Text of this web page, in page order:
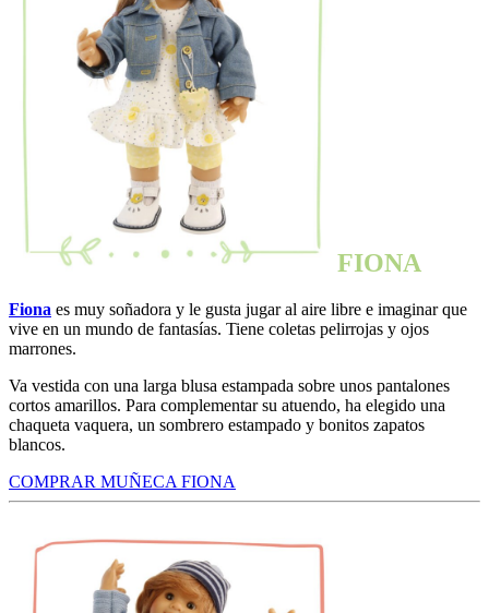
FIONA
Fiona es muy soñadora y le gusta jugar al aire libre e imaginar que
vive en un mundo de fantasías. Tiene coletas pelirrojas y ojos
marrones.
Va vestida con una larga blusa estampada sobre unos pantalones
cortos amarillos. Para complementar su atuendo, ha elegido una
chaqueta vaquera, un sombrero estampado y bonitos zapatos
blancos.
COMPRAR MUÑECA FIONA